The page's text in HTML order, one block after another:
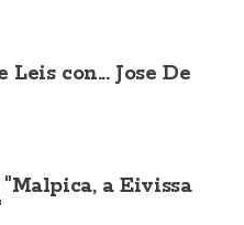
con... Jose De
a Eivissa